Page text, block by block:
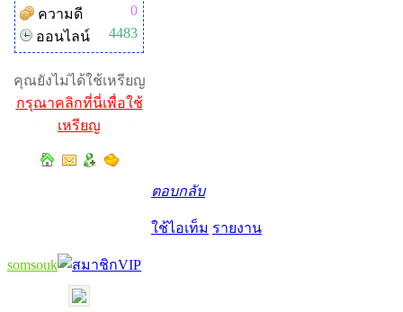
ความดี
0
ออนไลน์
4483
คุณยังไม่ได้ใช้เหรียญ
กรุณาคลิกที่นี่เพื่อใช้
เหรียญ
ตอบกลับ
ใช้ไอเท็ม รายงาน
somsouk